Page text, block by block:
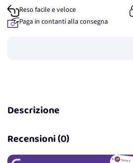
Reso facile e veloce
Paga in contanti alla consegna
Descrizione
Recensioni (0)